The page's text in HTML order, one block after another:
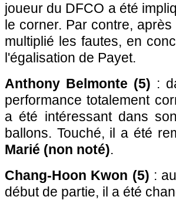
joueur du DFCO a été
le corner. Par contre,
multiplié les fautes, en
l'égalisation de Payet.
Anthony Belmonte (5) :
performance totalement
a été intéressant dans
ballons. Touché, il a été
Marié (non noté).
Chang-Hoon Kwon (5) :
début de partie, il a été